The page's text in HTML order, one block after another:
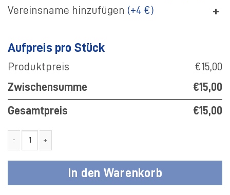
Vereinsname hinzufügen (+4 €) +
Aufpreis pro Stück
Produktpreis
€15,00
Zwischensumme
€15,00
Gesamtpreis €15,00
In den Warenkorb